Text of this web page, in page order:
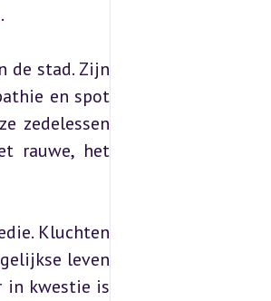
de stad. Zijn
en spot
zedelessen
rauwe, het
Kluchten
leven
in kwestie is